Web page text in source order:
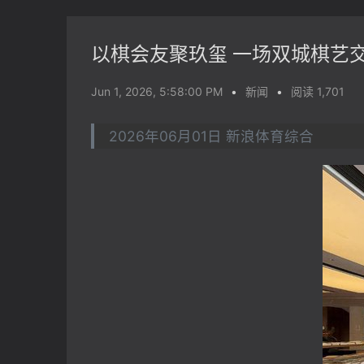
以棋会友聚玖玺 一场双城棋艺
Jun 1, 2026, 5:58:00 PM • 新闻 • 阅读 1,701
2026年06月01日 新浪体育综合